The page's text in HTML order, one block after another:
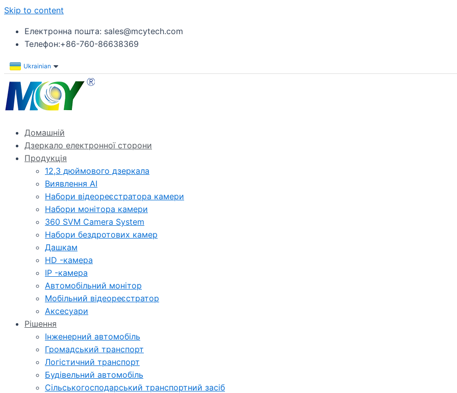
Skip to content
Електронна пошта: sales@mcytech.com
Телефон:+86-760-86638369
Ukrainian
Домашній
Дзеркало електронної сторони
Продукція
12,3 дюймового дзеркала
Виявлення AI
Набори відеореєстратора камери
Набори монітора камери
360 SVM Camera System
Набори бездротових камер
Дашкам
HD -камера
IP -камера
Автомобільний монітор
Мобільний відеореєстратор
Аксесуари
Рішення
Інженерний автомобіль
Громадський транспорт
Логістичний транспорт
Будівельний автомобіль
Сільськогосподарський транспортний засіб